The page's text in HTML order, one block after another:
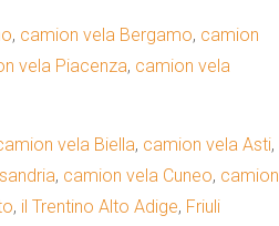
, camion vela Bergamo, camion
vela Piacenza, camion vela
vela Biella, camion vela Asti,
, camion vela Cuneo, camion
, il Trentino Alto Adige, Friuli